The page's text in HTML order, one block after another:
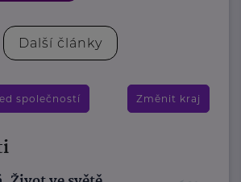
Další články
společností Změnit kraj